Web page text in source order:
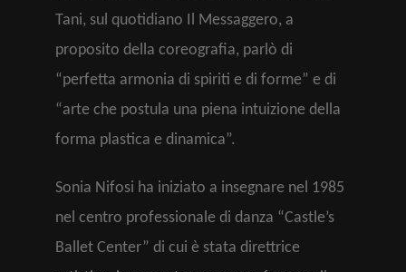
Tani, sul quotidiano Il Messaggero, a
proposito della coreografia, parlò di
“perfetta armonia di spiriti e di forme” e di
“arte che postula una piena intuizione della
forma plastica e dinamica”.
Sonia Nifosi ha iniziato a insegnare nel 1985
nel centro professionale di danza “Castle’s
Ballet Center” di cui è stata direttrice